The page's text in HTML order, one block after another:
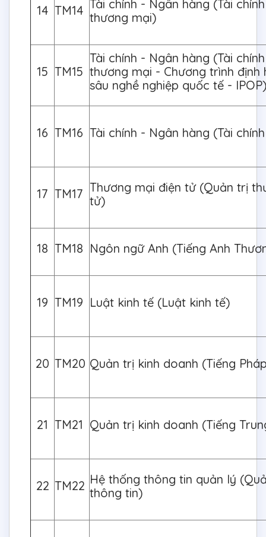
14 TM14 Tài chính - Ngân hàng (Tài
thương mại)
15 TM15
Tài chính - Ngân hàng (Tài
thương mại - Chương trình định
sâu nghề nghiệp quốc tế -
16 TM16 Tài chính - Ngân hàng (Tài
17 TM17 Thương mại điện tử (Quản trị
tử)
18 TM18 Ngôn ngữ Anh (Tiếng Anh
19 TM19 Luật kinh tế (Luật kinh tế)
20 TM20 Quản trị kinh doanh (Tiếng
21 TM21 Quản trị kinh doanh (Tiếng
22 TM22 Hệ thống thông tin quản lý
thông tin)